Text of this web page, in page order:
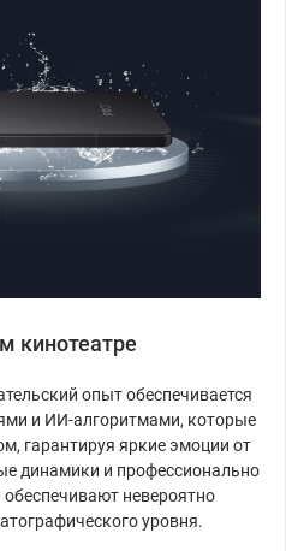
кинотеатре
опыт обеспечивается
и ИИ-алгоритмами, которые
гарантируя яркие эмоции от
динамики и профессионально
невероятно
уровня.